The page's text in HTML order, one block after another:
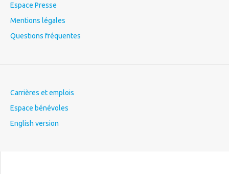
Espace Presse
Mentions légales
Questions fréquentes
Carrières et emplois
Espace bénévoles
English version